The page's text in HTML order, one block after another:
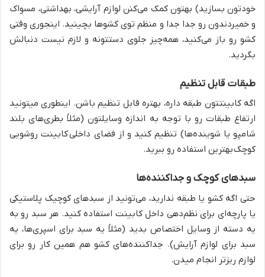
خودتون بسازید) بهتون کمک می‌کنن لوازم آرایشی، بهداشتی، مسواک
و خمیردندون رو جدا جدا و منظم توی کشوها بچینید. اینجوری وقتی
کشو رو باز می‌کنید، همه‌چیز جلوی دستتونه و لازم نیست دنبالش
بگردید.
طبقات قابل تنظیم
اگه کابینتتون طبقه داره، بهتره قابل تنظیم باشن. اینطوری میتونید
ارتفاع طبقات رو با توجه به اندازه وسایلتون (مثلاً بطری‌های بلند
شامپو یا شوینده‌ها) تنظیم کنید و از فضای داخلیکابینت روشویی
کوچکبهترین استفاده رو ببرید.
سبدهای کوچک و جداکننده‌ها
حتی اگه کشو یا طبقه ندارید، می‌تونید از سبدهای کوچیک پلاستیکی
یا پارچه‌ای برای نظم‌دهی داخل کابینت استفاده کنید. هر سبد رو به
یه دسته از وسایل اختصاص بدید (مثلاً یه سبد برای اسپری‌ها، یه
سبد برای لوازم آرایش). جداکننده‌های کشو هم همین کار رو برای
لوازم ریزتر انجام میدن.